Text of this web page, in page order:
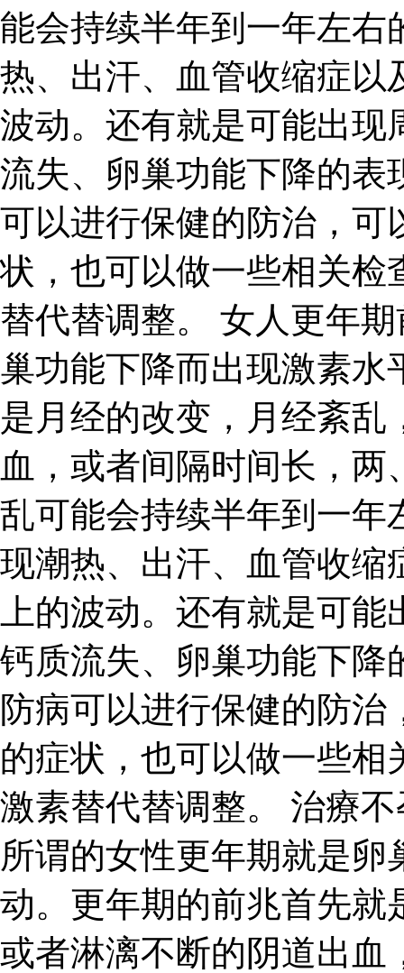
能会持续半年到一年左右
热、出汗、血管收缩症以
波动。还有就是可能出现
流失、卵巢功能下降的表
可以进行保健的防治，可
状，也可以做一些相关检
替代替调整。 女人更年
巢功能下降而出现激素水
是月经的改变，月经紊
血，或者间隔时间长，
乱可能会持续半年到一年
现潮热、出汗、血管收缩
上的波动。还有就是可
钙质流失、卵巢功能下降
防病可以进行保健的防
的症状，也可以做一些
激素替代替调整。 治療
所谓的女性更年期就是
动。更年期的前兆首先就
或者淋漓不断的阴道出血